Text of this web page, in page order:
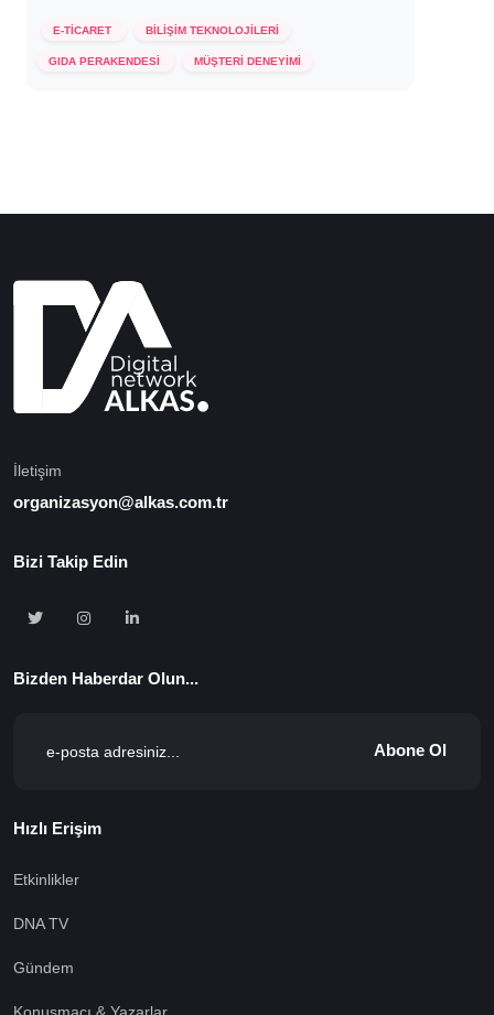
E-TİCARET BİLİŞİM TEKNOLOJİLERİ
GIDA PERAKENDESİ MÜŞTERİ DENEYİMİ
İletişim
organizasyon@alkas.com.tr
Bizi Takip Edin
Bizden Haberdar Olun...
Abone Ol
Hızlı Erişim
Etkinlikler
DNA TV
Gündem
Konuşmacı & Yazarlar